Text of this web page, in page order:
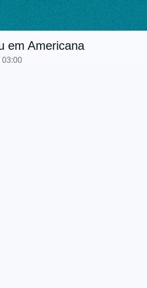
em Americana
03:00